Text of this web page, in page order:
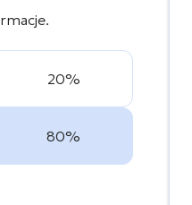
20%
80%